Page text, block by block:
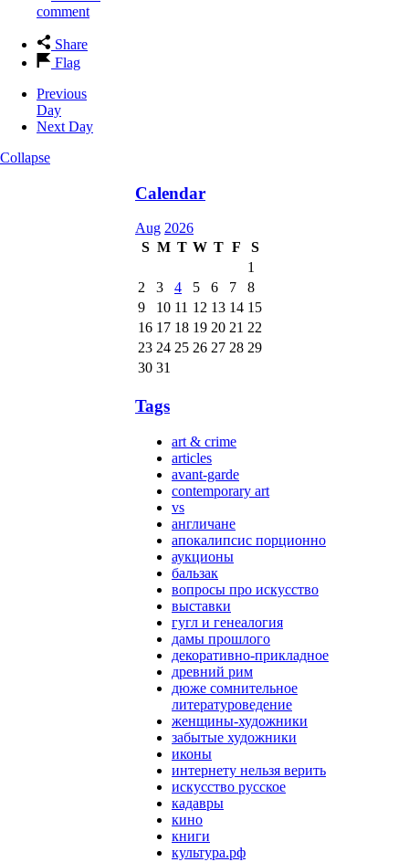
comment
Share
Flag
Previous
Day
Next Day
Collapse
Calendar
Aug 2026
S M T W T F
S
1
2
3 4 5 6 7
8
9
10 11 12 13 14 15
16 17 18 19 20 21 22
23 24 25 26 27 28 29
30 31
Tags
art & crime
articles
avant-garde
contemporary art
vs
англичане
апокалипсис порционно
аукционы
бальзак
вопросы про искусство
выставки
гугл и генеалогия
дамы прошлого
декоративно-прикладное
древний рим
дюже сомнительное
литературоведение
женщины-художники
забытые художники
иконы
интернету нельзя верить
искусство русское
кадавры
кино
книги
культура.рф